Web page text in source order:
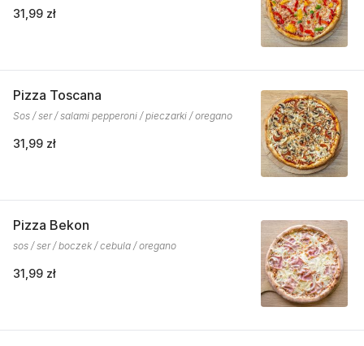
31,99 zł
Pizza Toscana
Sos / ser / salami pepperoni / pieczarki / oregano
31,99 zł
Pizza Bekon
sos / ser / boczek / cebula / oregano
31,99 zł